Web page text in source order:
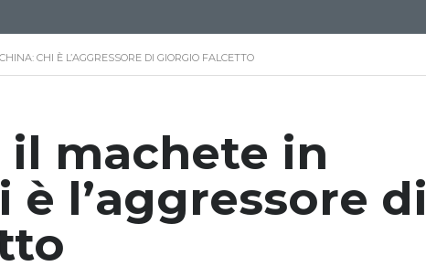
CHI È L’AGGRESSORE DI GIORGIO FALCETTO
machete in
l’aggressore di